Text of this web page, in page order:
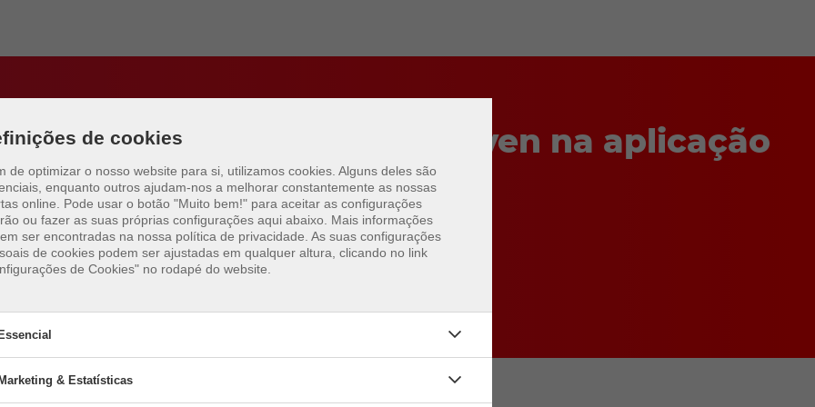
de cookies
de optimizar o nosso website para si, utilizamos cookies. Alguns deles são
enquanto outros ajudam-nos a melhorar constantemente as nossas
online.
Pode usar o botão "Muito bem!" para aceitar as configurações
ou fazer as suas próprias configurações aqui abaixo. Mais informações
ser encontradas na nossa política de privacidade. As suas configurações
de cookies podem ser ajustadas em qualquer altura, clicando no link
de Cookies" no rodapé do website.
& Estatísticas
para jogar em Brookhaven na aplicação
BeachUp